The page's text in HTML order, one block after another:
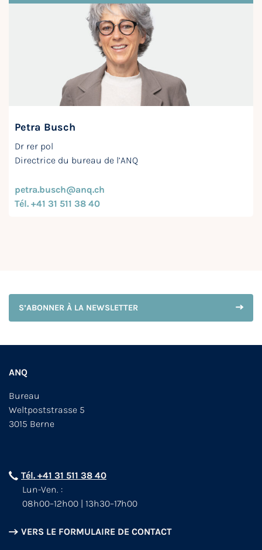
Petra Busch
Dr rer pol
Directrice du bureau de l’ANQ
petra.busch@anq.ch
Tél. +41 31 511 38 40
S’ABONNER À LA NEWSLETTER
ANQ
Bureau
Weltpoststrasse 5
3015 Berne
Tél. +41 31 511 38 40
Lun-Ven. :
08h00–12h00 | 13h30–17h00
VERS LE FORMULAIRE DE CONTACT